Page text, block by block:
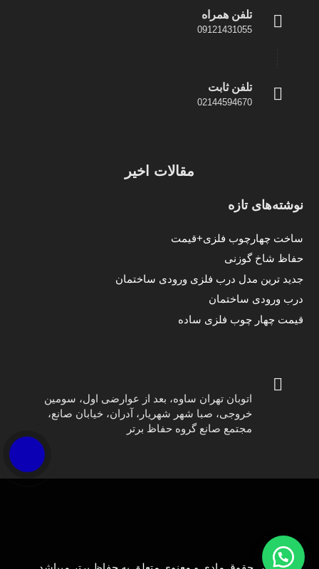
تلفن همراه
09121431055
تلفن ثابت
02144594670
مقالات اخیر
نوشته‌های تازه
ساخت چهارچوب فلزی+قیمت
حفاظ شاخ گوزنی
جدید ترین مدل درب فلزی ورودی ساختمان
درب ورودی ساختمان
قیمت چهار چوب فلزی ساده
اتوبان تهران ساوه، بعد از عوارضی اول، سومین
خروجی، صبا شهر شهریار، آدران، خیابان صانع،
مجتمع صانع گروه حفاظ برتر